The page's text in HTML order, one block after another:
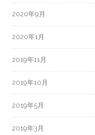
2020年9月
2020年1月
2019年11月
2019年10月
2019年5月
2019年3月